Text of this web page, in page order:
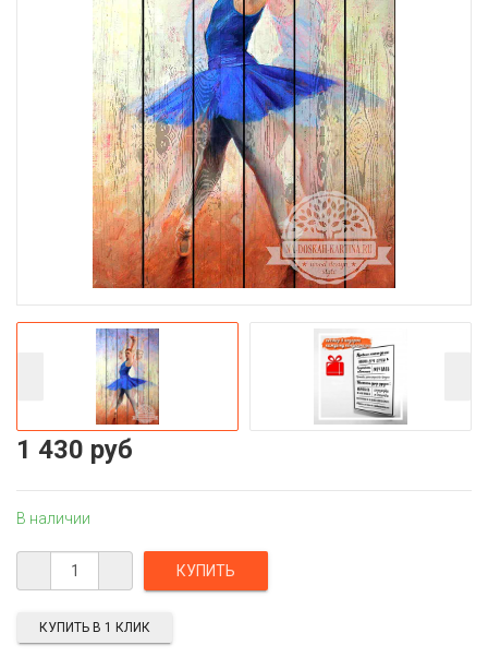
1 430 руб
В наличии
КУПИТЬ В 1 КЛИК